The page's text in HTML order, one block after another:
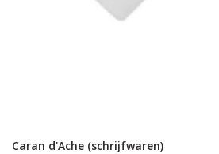
Caran d'Ache (schrijfwaren)